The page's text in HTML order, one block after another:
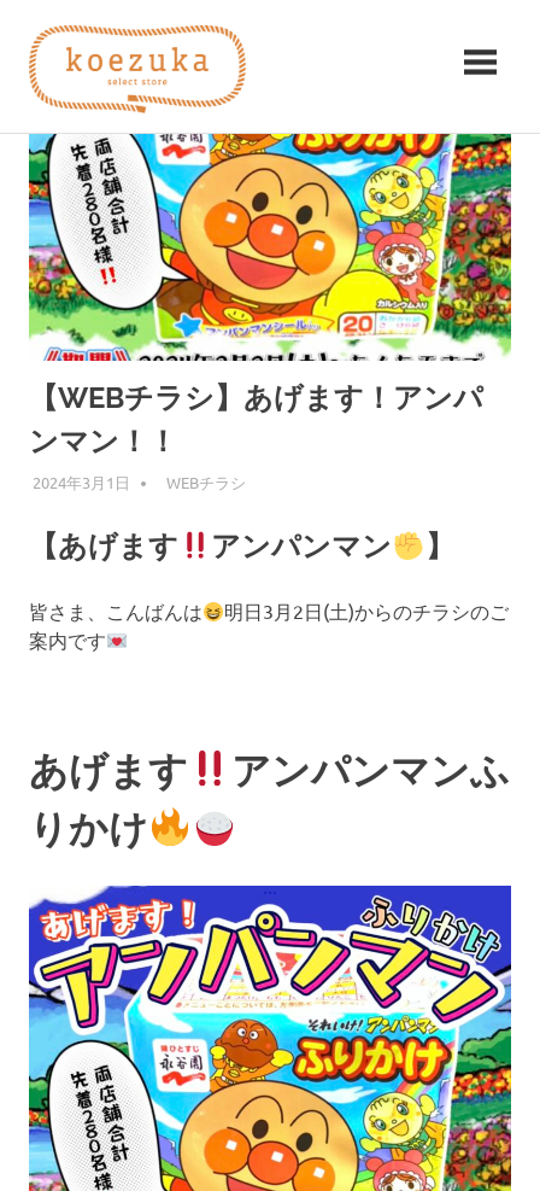
ツ
koezuka（こ
づ
か）
つ
け
る
シ
ア
ワ
セ。
【WEBチラシ】あげます！アンパ
ンマン！！
2024年3月1日 編集者
WEBチラシ
【あげます アンパンマン 】
皆さま、こんばんは
明日3月2日(土)からのチラシのご
案内です
あげます
アンパンマンふ
りかけ